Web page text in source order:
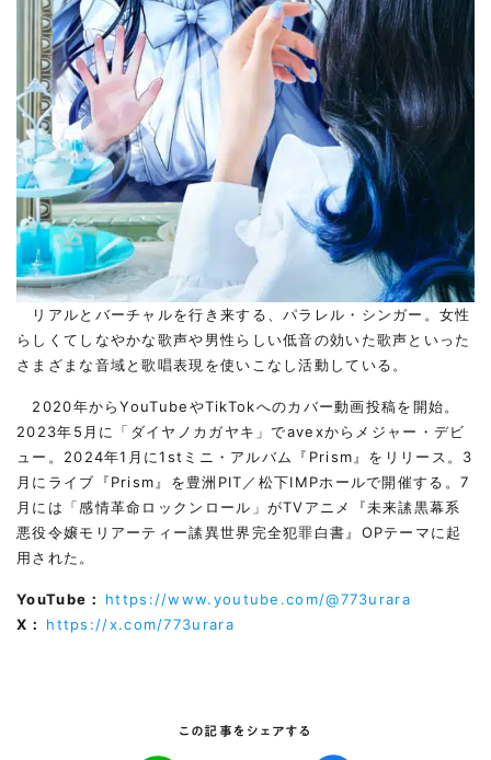
リアルとバーチャルを行き来する、パラレル・シンガー。女性
らしくてしなやかな歌声や男性らしい低音の効いた歌声といった
さまざまな音域と歌唱表現を使いこなし活動している。
2020年からYouTubeやTikTokへのカバー動画投稿を開始。
2023年5月に「ダイヤノカガヤキ」でavexからメジャー・デビ
ュー。2024年1月に1stミニ・アルバム『Prism』をリリース。3
月にライブ『Prism』を豊洲PIT／松下IMPホールで開催する。7
月には「感情革命ロックンロール」がTVアニメ『未来䛾黒幕系
悪役令嬢モリアーティー䛾異世界完全犯罪白書』OPテーマに起
用された。
YouTube：
https://www.youtube.com/@773urara
X：
https://x.com/773urara
この記事をシェアする